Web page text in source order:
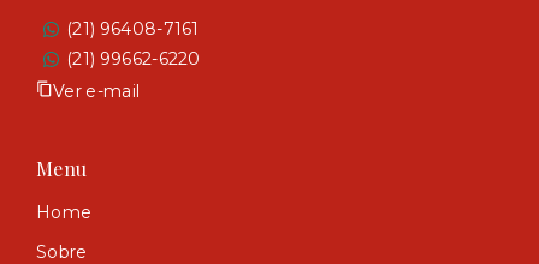
(21) 96408-7161
(21) 99662-6220
Ver e-mail
Menu
Home
Sobre